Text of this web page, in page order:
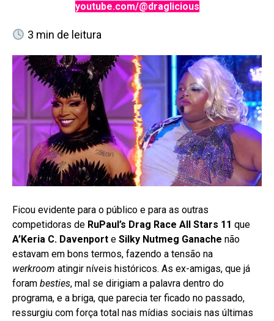
youtube.com/@draglicious
3 min de leitura
Ficou evidente para o público e para as outras
competidoras de RuPaul’s Drag Race All Stars 11 que
A’Keria C. Davenport e Silky Nutmeg Ganache não
estavam em bons termos, fazendo a tensão na
werkroom atingir níveis históricos. As ex-amigas, que já
foram besties, mal se dirigiam a palavra dentro do
programa, e a briga, que parecia ter ficado no passado,
ressurgiu com força total nas mídias sociais nas últimas